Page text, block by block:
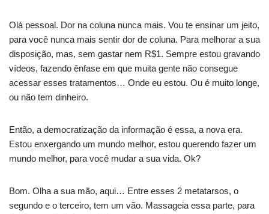
Olá pessoal. Dor na coluna nunca mais. Vou te ensinar um jeito,
para você nunca mais sentir dor de coluna. Para melhorar a sua
disposição, mas, sem gastar nem R$1. Sempre estou gravando
vídeos, fazendo ênfase em que muita gente não consegue
acessar esses tratamentos… Onde eu estou. Ou é muito longe,
ou não tem dinheiro.
Então, a democratização da informação é essa, a nova era.
Estou enxergando um mundo melhor, estou querendo fazer um
mundo melhor, para você mudar a sua vida. Ok?
Bom. Olha a sua mão, aqui… Entre esses 2 metatarsos, o
segundo e o terceiro, tem um vão. Massageia essa parte, para